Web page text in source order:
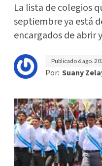
La lista de colegios
septiembre ya está
encargados de abrir
Publicado 6 ago.
Por: Suany